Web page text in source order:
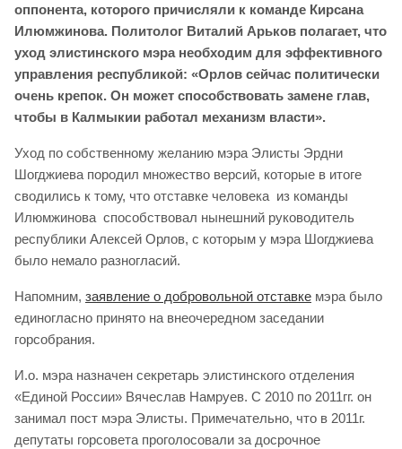
оппонента, которого причисляли к команде Кирсана
Илюмжинова. Политолог Виталий Арьков полагает, что
уход элистинского мэра необходим для эффективного
управления республикой: «Орлов сейчас политически
очень крепок. Он может способствовать замене глав,
чтобы в Калмыкии работал механизм власти».
Уход по собственному желанию мэра Элисты Эрдни
Шогджиева породил множество версий, которые в итоге
сводились к тому, что отставке человека из команды
Илюмжинова способствовал нынешний руководитель
республики Алексей Орлов, с которым у мэра Шогджиева
было немало разногласий.
Напомним, заявление о добровольной отставке мэра было
единогласно принято на внеочередном заседании
горсобрания.
И.о. мэра назначен секретарь элистинского отделения
«Единой России» Вячеслав Намруев. С 2010 по 2011гг. он
занимал пост мэра Элисты. Примечательно, что в 2011г.
депутаты горсовета проголосовали за досрочное